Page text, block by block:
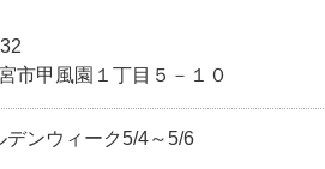
市甲風園１丁目５－１０
ンウィーク5/4～5/6